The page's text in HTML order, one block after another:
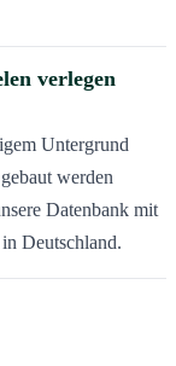
verlegen
Untergrund
werden
Datenbank mit
Deutschland.